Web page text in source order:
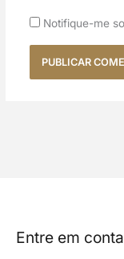
Notifique-me
Entre em